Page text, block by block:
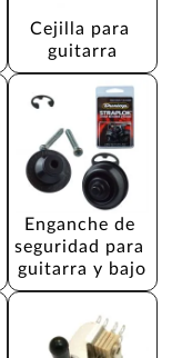
Cejilla para
guitarra
Enganche de
seguridad para
guitarra y bajo